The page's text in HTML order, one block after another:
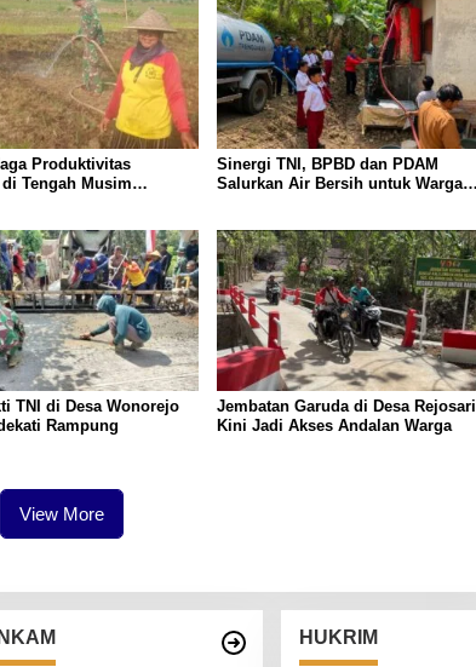
Produktivitas
Tengah Musim
Sinergi TNI, BPBD dan PDAM
Salurkan Air Bersih untuk Warga
TNI di Desa Wonorejo
Rampung
Jembatan Garuda di Desa Rejosari
Kini Jadi Akses Andalan Warga
View More
HUKRIM